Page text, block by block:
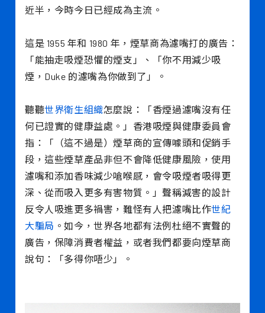
近半，今時今日已經成為主流。
這是 1955 年和 1980 年，煙草商為濾嘴打的廣告：
「能抽走吸煙恐懼的煙支」、「你不用減少吸
煙，Duke 的濾嘴為你做到了」。
聽聽世界衛生組織怎麼說：「香煙過濾嘴沒有任
何已證實的健康益處。」香港吸煙與健康委員會
指：「（這不過是）煙草商的宣傳噱頭和促銷手
段，這些煙草產品非但不會降低健康風險，使用
濾嘴和添加香味減少嗆喉感，會令吸煙者吸得更
深、從而吸入更多有害物質。」聲稱減害的設計
反令人吸進更多禍害，難怪有人把濾嘴比作世紀
大騙局 。如今，世界各地都有法例杜絕不實聲的
廣告，保障消費者權益，或者我們都要向煙草商
說句：「多得你唔少」。